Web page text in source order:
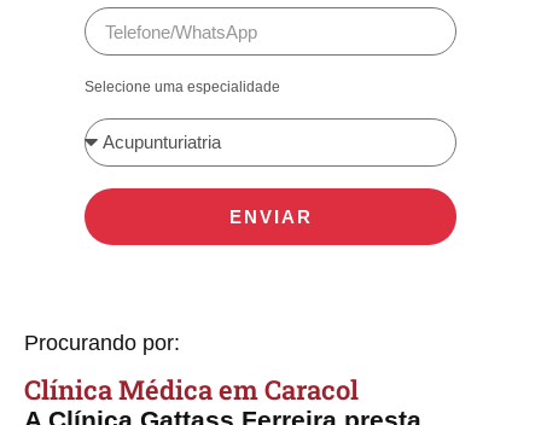
Procurando por:
Clínica Médica​​ em Caracol
A Clínica Gattass Ferreira presta
Selecione uma especialidade
ENVIAR